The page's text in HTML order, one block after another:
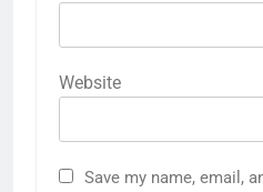
Website
Save my name, email,